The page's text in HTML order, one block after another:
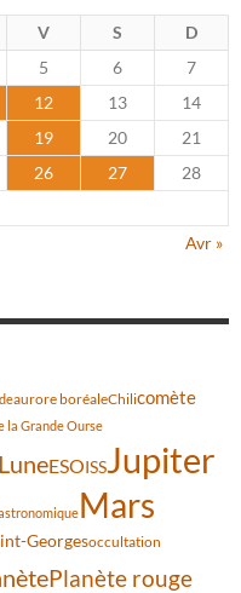
V S
D
5 6
7
12 13
14
19 20
21
26 27
28
Avr »
aurore boréaleChilicomète
la Grande Ourse
ESOISSJupiter
Mars
Georgesoccultation
Planète rouge